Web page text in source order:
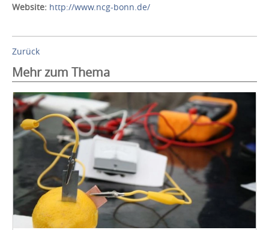
Website: http://www.ncg-bonn.de/
Zurück
Mehr zum Thema